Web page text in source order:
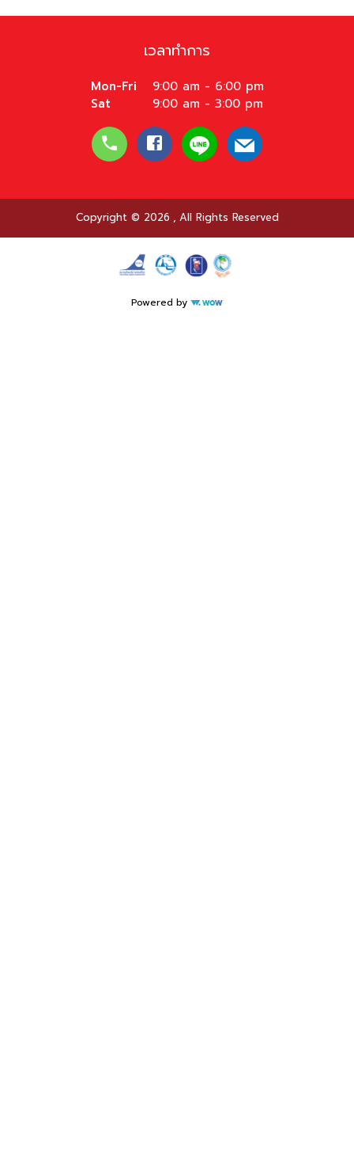
เวลาทำการ
Mon-Fri
9:00 am - 6:00 pm
Sat
9:00 am - 3:00 pm
Copyright © 2026 , All Rights Reserved
Powered by